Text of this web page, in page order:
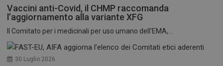
Vaccini anti-Covid, il CHMP raccomanda
l’aggiornamento alla variante XFG
Il Comitato per i medicinali per uso umano dell’EMA,...
30 Luglio 2026